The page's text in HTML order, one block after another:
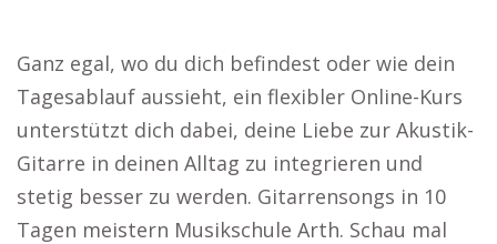
Ganz egal, wo du dich befindest oder wie dein
Tagesablauf aussieht, ein flexibler Online-Kurs
unterstützt dich dabei, deine Liebe zur Akustik-
Gitarre in deinen Alltag zu integrieren und
stetig besser zu werden. Gitarrensongs in 10
Tagen meistern Musikschule Arth. Schau mal